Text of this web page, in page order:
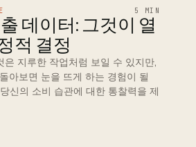
5 MIN
데이터: 그것이 열
적 결정
은 지루한 작업처럼 보일 수 있지만,
아보면 눈을 뜨게 하는 경험이 될
신의 소비 습관에 대한 통찰력을 제